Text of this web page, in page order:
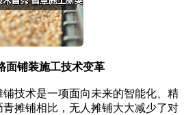
面铺装施工技术变革
技术是一项面向未来的智能化、精
摊铺相比，无人摊铺大大减少了对